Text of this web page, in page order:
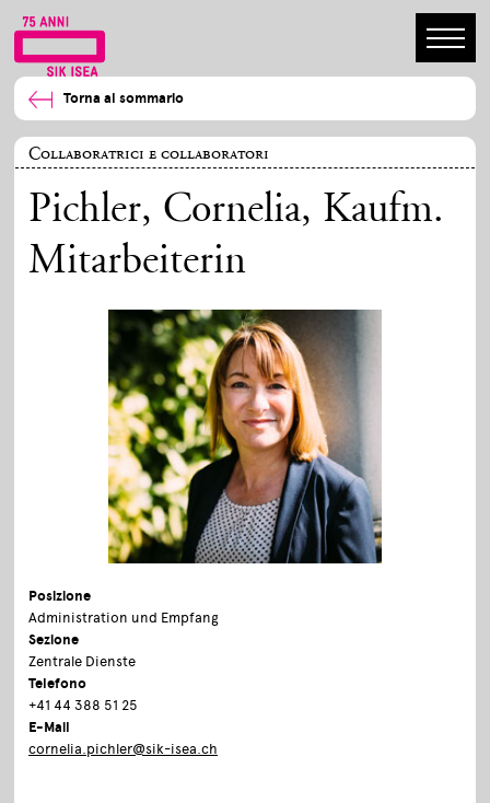
Torna al sommario
Collaboratrici e collaboratori
Pichler, Cornelia, Kaufm.
Mitarbeiterin
Posizione
Administration und Empfang
Sezione
Zentrale Dienste
Telefono
+41 44 388 51 25
E-Mail
cornelia.pichler@sik-isea.ch